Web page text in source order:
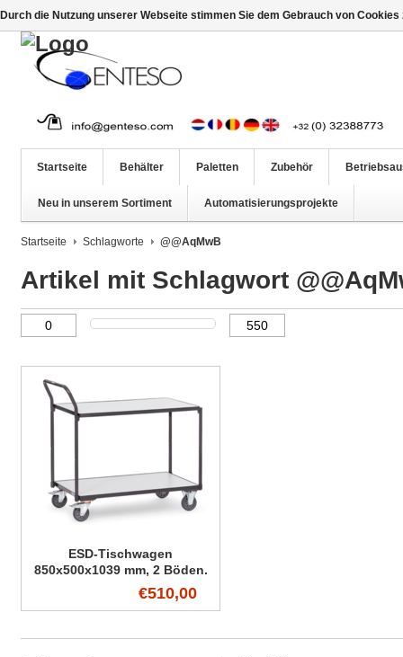
Startseite Behälter Paletten Zubehör
Neu in unserem Sortiment Automatisierungsprojekte
Startseite Schlagworte @@AqMwB
Artikel mit Schlagwort
ESD-Tischwagen
850x500x1039 mm, 2 Böden.
€510,00
Durch die Nutzung unserer Webseite stimmen Sie dem Gebrauch von